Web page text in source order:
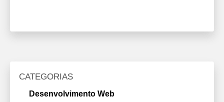
CATEGORIAS
Desenvolvimento Web